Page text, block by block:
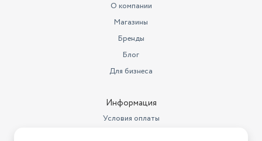
О компании
Магазины
Бренды
Блог
Для бизнеса
Информация
Условия оплаты